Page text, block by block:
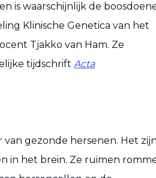
is waarschijnlijk de
Klinische Genetica van het
Tjakko van Ham. Ze
tijdschrift Acta
gezonde hersenen. Het zijn
in het brein. Ze ruimen